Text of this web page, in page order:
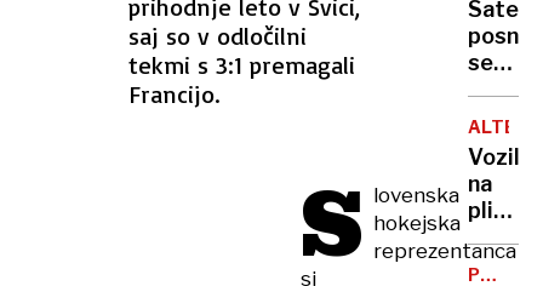
prihodnje leto v Švici,
saj so v odločilni
tekmi s 3:1 premagali
Francijo.
S lovenska
hokejska
reprezentanca
si
in
skrb
Vozila
na
plin: